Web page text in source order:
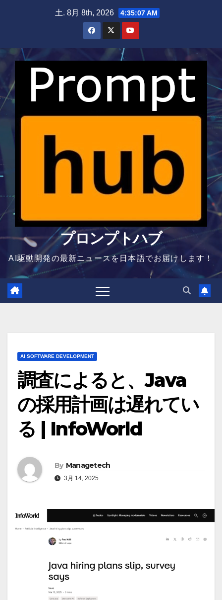
土. 8月 8th, 2026 4:35:08 AM
プロンプトハブ
AI駆動開発の最新ニュースを日本語でお届けします！
AI SOFTWARE DEVELOPMENT
調査によると、Java
の採用計画は遅れてい
る | InfoWorld
By Managetech
3月 14, 2025